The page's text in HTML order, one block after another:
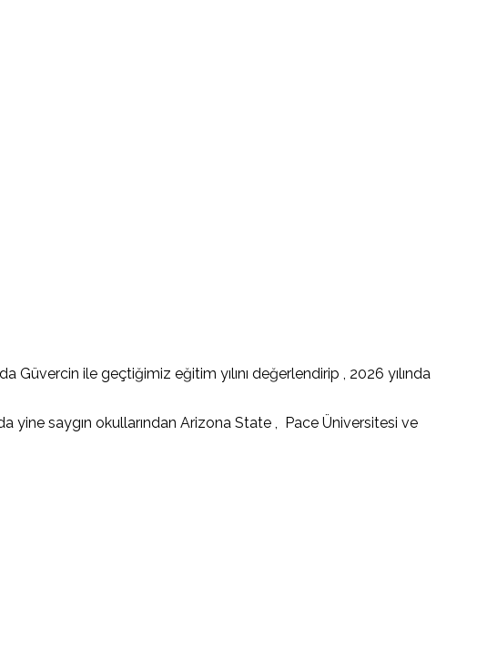
ile geçtiğimiz eğitim yılını değerlendirip , 2026 yılında
yine saygın okullarından Arizona State , Pace Üniversitesi ve